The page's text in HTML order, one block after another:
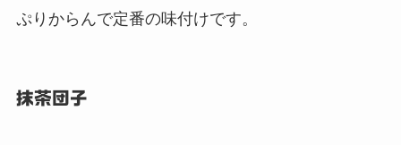
ぷりからんで定番の味付けです。
抹茶団子